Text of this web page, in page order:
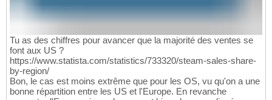
Tu as des chiffres pour avancer que la majorité des ventes se
font aux US ?
https://www.statista.com/statistics/733320/steam-sales-share-
by-region/
Bon, le cas est moins extrême que pour les OS, vu qu'on a une
bonne répartition entre les US et l'Europe. En revanche